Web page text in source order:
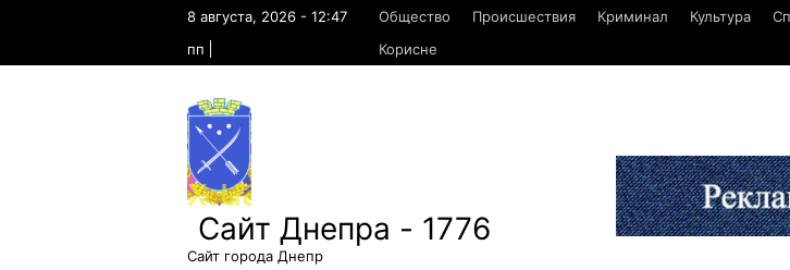
8 августа, 2026 - 12:47
пп
Общество Происшествия Криминал Культура
Корисне
Сайт Днепра - 1776
Сайт города Днепр